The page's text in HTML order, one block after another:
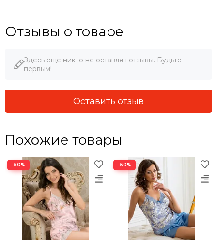
Отзывы о товаре
Здесь еще никто не оставлял отзывы. Будьте
первым!
Оставить отзыв
Похожие товары
−50% −50%